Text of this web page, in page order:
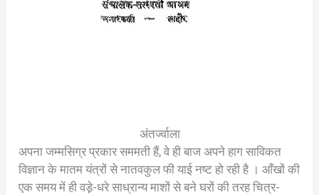
अंतर्ज्वाला
अपना जम्मसिग्र प्रकार सममती हैं, वे ही बाज अपने हाग साविकत
विज्ञान के मातम यंत्रों से नातवकुल फी याई नष्ट हो रही है । आँखों की
एक समय में ही वड़़े-धरे साध्रान्य माशों से बने घरों की तरह चित्र-